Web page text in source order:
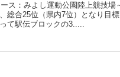
ス：みよし運動公園陸上競技場
総合25位（県内7位）となり目
て駅伝ブロックの3.....